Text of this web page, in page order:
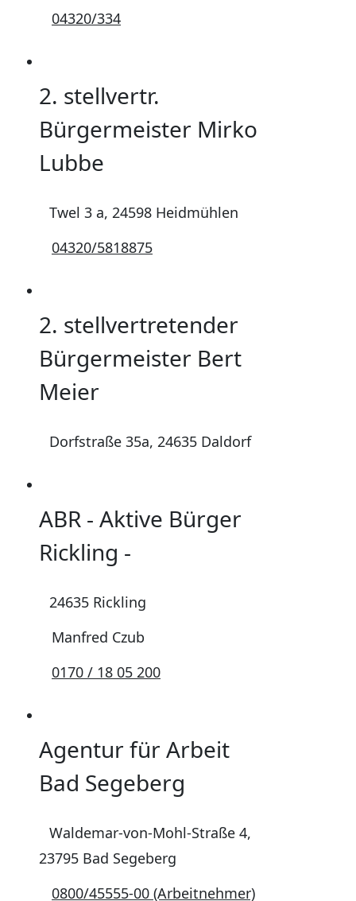
04320/334
2. stellvertr.
Bürgermeister Mirko
Lubbe
Twel 3 a, 24598 Heidmühlen
04320/5818875
2. stellvertretender
Bürgermeister Bert
Meier
Dorfstraße 35a, 24635 Daldorf
ABR - Aktive Bürger
Rickling -
24635 Rickling
Manfred Czub
0170 / 18 05 200
Agentur für Arbeit
Bad Segeberg
Waldemar-von-Mohl-Straße 4,
23795 Bad Segeberg
0800/45555-00 (Arbeitnehmer)